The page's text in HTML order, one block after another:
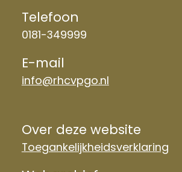
Telefoon
0181-349999
E-mail
info@rhcvpgo.nl
Over deze website
Toegankelijkheidsverklaring